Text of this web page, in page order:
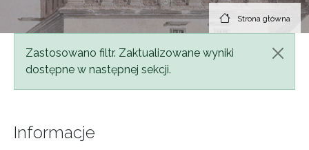
Strona główna
Komunikat
Zastosowano filtr. Zaktualizowane wyniki
dostępne w następnej sekcji.
Informacje